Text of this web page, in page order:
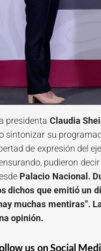
presidenta Claudia
sintonizar su
de expresión del
pudieron
Palacio Nacional.
dichos que emitió un
muchas mentiras”.
opinión.
us on Social